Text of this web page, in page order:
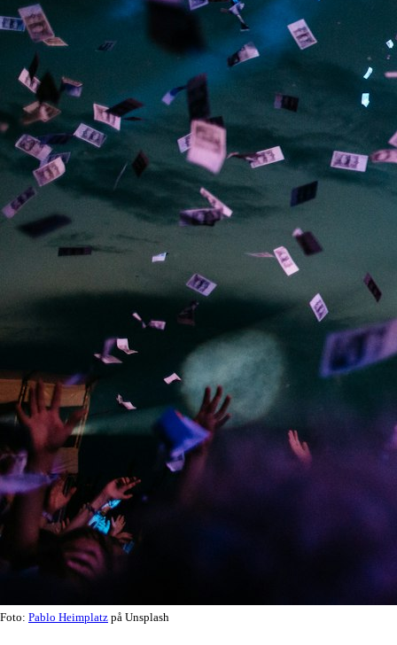
Foto: Pablo Heimplatz på Unsplash